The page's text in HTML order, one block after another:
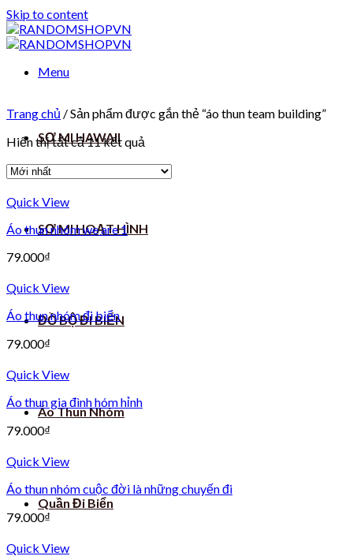
Skip to content
Menu
SƠ MI HAWAII
SƠ MI HOẠT HÌNH
ĐỒ BỘ ĐI BIỂN
Áo Thun Nhóm
Quần Đi Biển
Trang chủ /Sản phẩm được gắn thẻ “áo thun team building”
Hiển thị tất cả 11 kết quả
Quick View
Áo thun nhóm we are 1
79.000₫
Quick View
Áo thun nhóm đi biển
79.000₫
Quick View
Áo thun gia đình hóm hỉnh
79.000₫
Quick View
Áo thun nhóm cuộc đời là những chuyến đi
79.000₫
Quick View